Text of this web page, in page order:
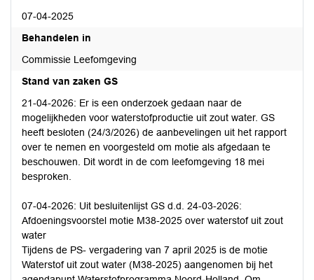
07-04-2025
Behandelen in
Commissie Leefomgeving
Stand van zaken GS
21-04-2026: Er is een onderzoek gedaan naar de
mogelijkheden voor waterstofproductie uit zout water. GS
heeft besloten (24/3/2026) de aanbevelingen uit het rapport
over te nemen en voorgesteld om motie als afgedaan te
beschouwen. Dit wordt in de com leefomgeving 18 mei
besproken.
07-04-2026: Uit besluitenlijst GS d.d. 24-03-2026:
Afdoeningsvoorstel motie M38-2025 over waterstof uit zout
water
Tijdens de PS- vergadering van 7 april 2025 is de motie
Waterstof uit zout water (M38-2025) aangenomen bij het